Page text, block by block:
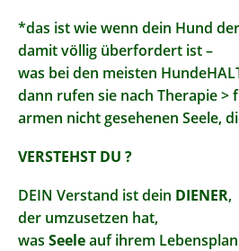
*das ist wie wenn dein Hund
damit völlig überfordert ist –
was bei den meisten
dann rufen sie nach Therapie >
armen nicht gesehenen Seele,
VERSTEHST DU ?
DEIN Verstand ist dein DIENER,
der umzusetzen hat,
was Seeleauf ihrem